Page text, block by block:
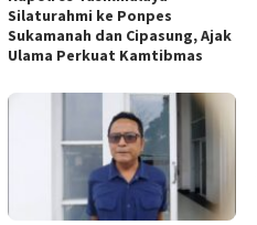
Silaturahmi ke Ponpes
Sukamanah dan Cipasung, Ajak
Ulama Perkuat Kamtibmas